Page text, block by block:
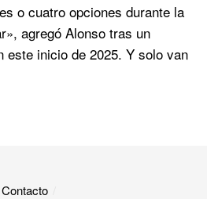
o cuatro opciones durante la
agregó Alonso tras un
este inicio de 2025. Y solo van
Contacto